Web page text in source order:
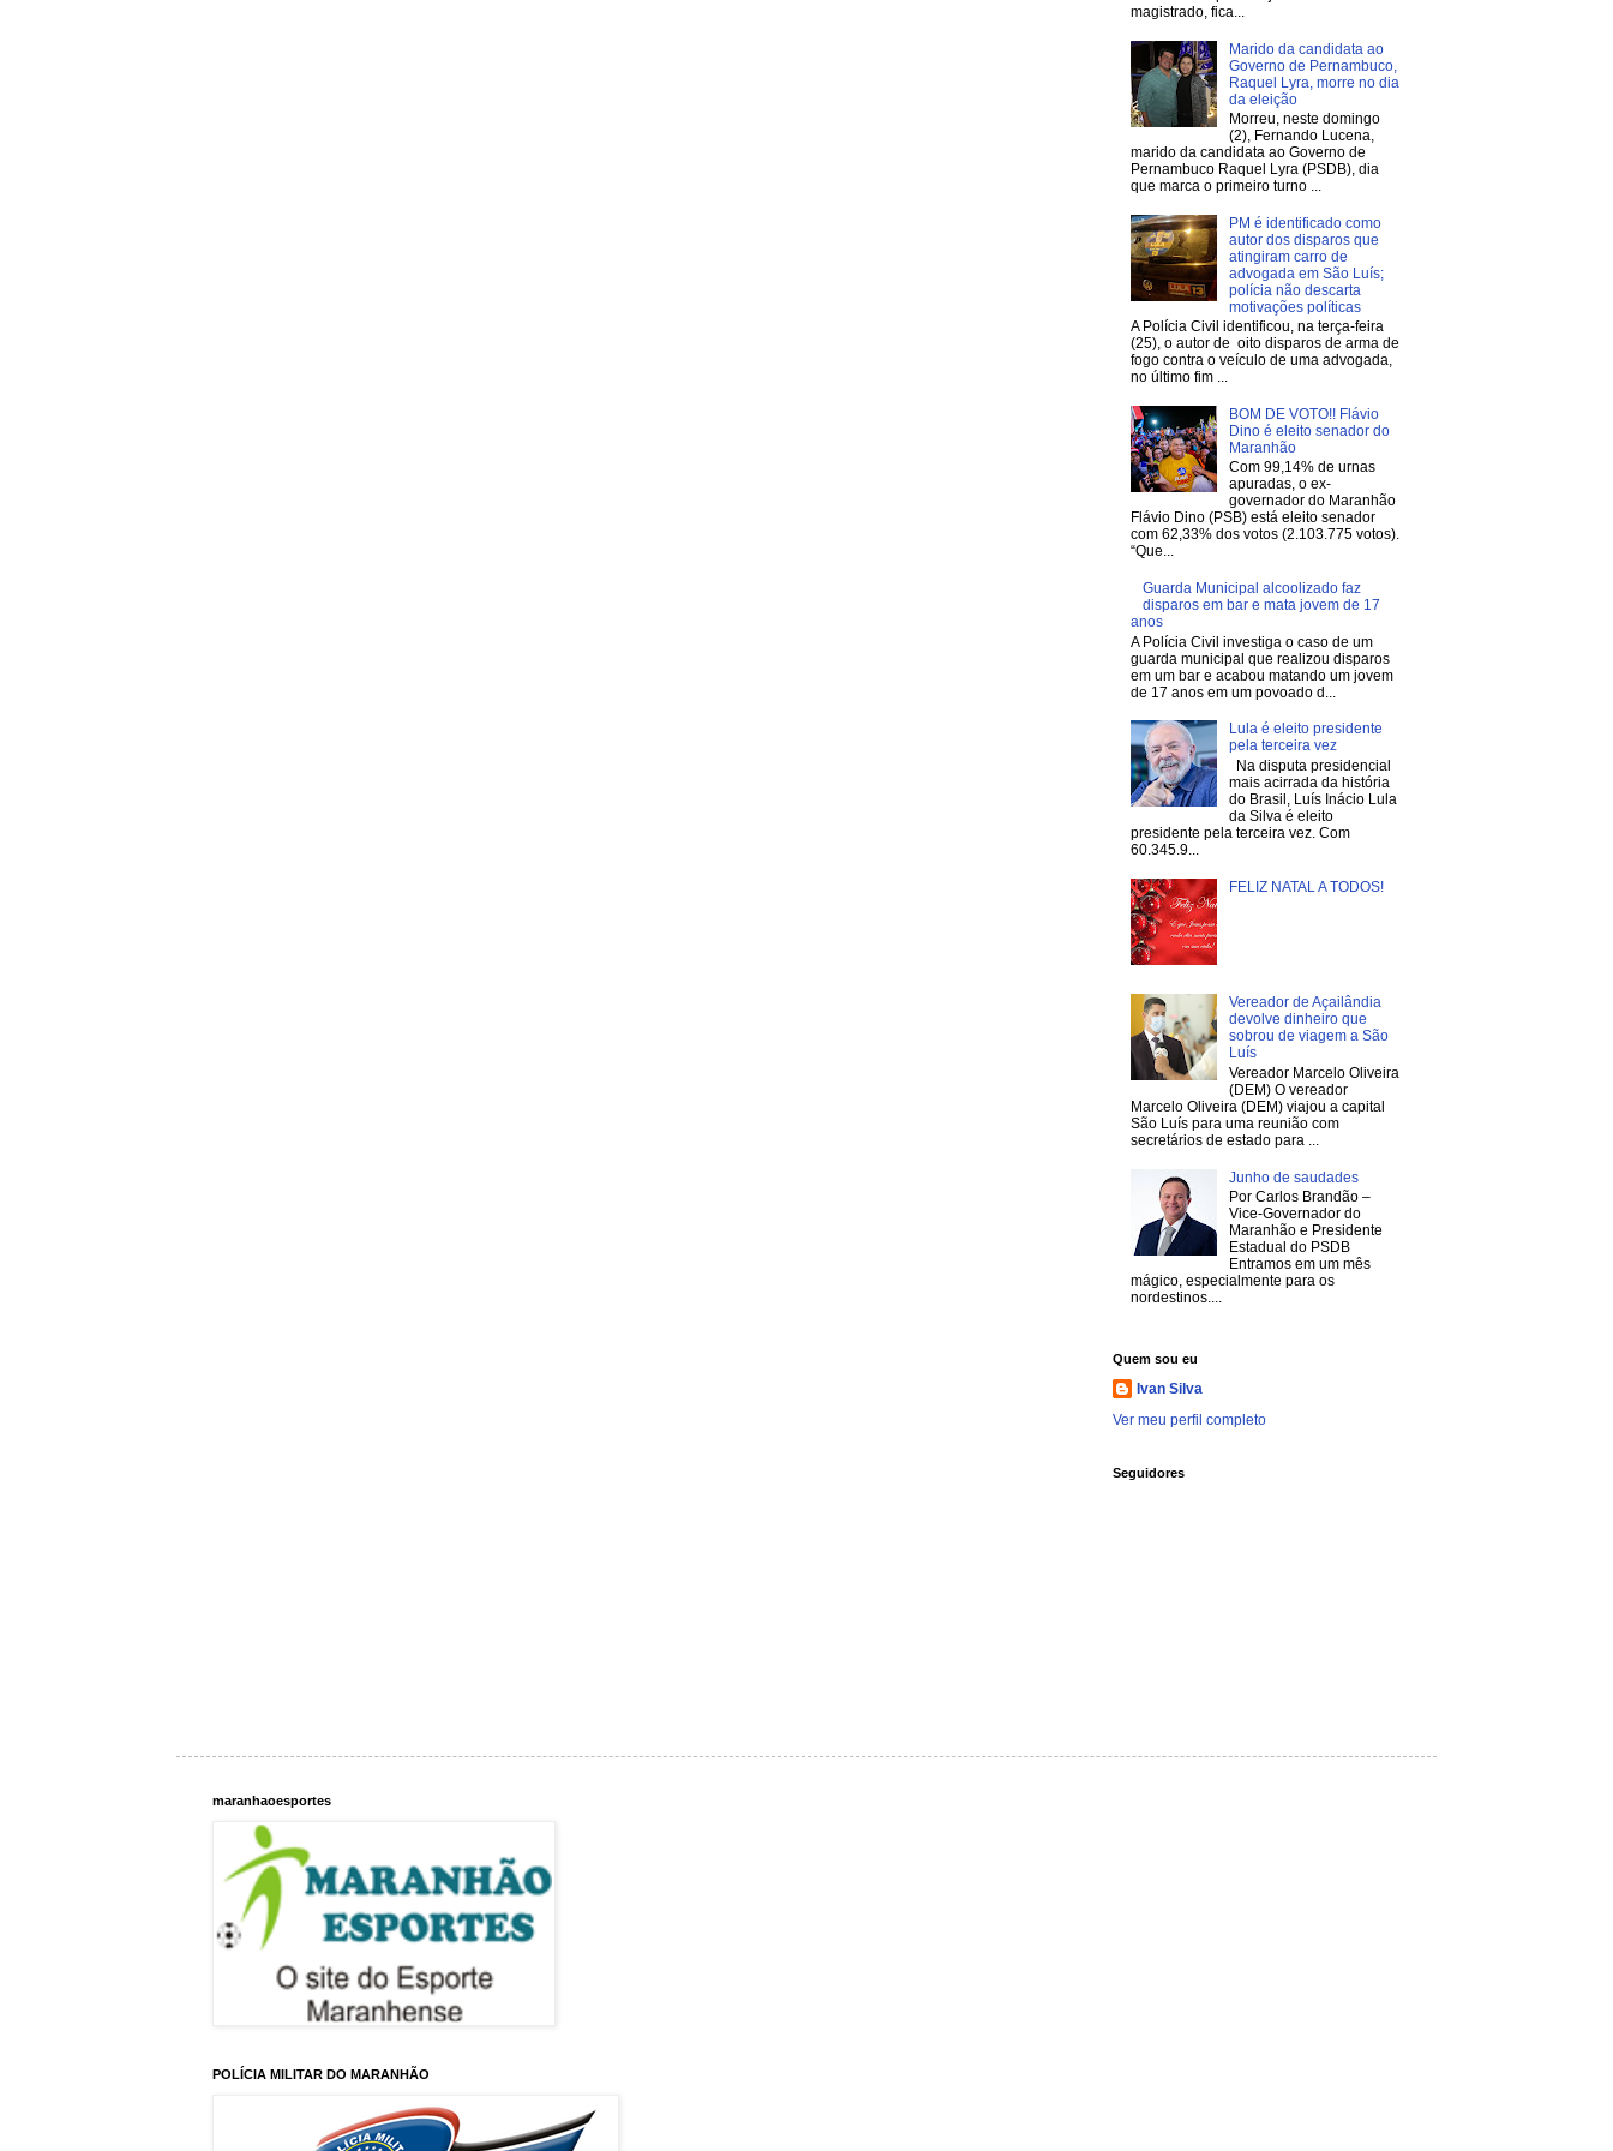
magistrado, fica...
Marido da candidata ao
Governo de Pernambuco,
Raquel Lyra, morre no dia
da eleição
Morreu, neste domingo
(2), Fernando Lucena,
marido da candidata ao Governo de
Pernambuco Raquel Lyra (PSDB), dia
que marca o primeiro turno ...
PM é identificado como
autor dos disparos que
atingiram carro de
advogada em São Luís;
polícia não descarta
motivações políticas
A Polícia Civil identificou, na terça-feira
(25), o autor de oito disparos de arma de
fogo contra o veículo de uma advogada,
no último fim ...
BOM DE VOTO!! Flávio
Dino é eleito senador do
Maranhão
Com 99,14% de urnas
apuradas, o ex-
governador do Maranhão
Flávio Dino (PSB) está eleito senador
com 62,33% dos votos (2.103.775 votos).
“Que...
Guarda Municipal alcoolizado faz
disparos em bar e mata jovem de 17
anos
A Polícia Civil investiga o caso de um
guarda municipal que realizou disparos
em um bar e acabou matando um jovem
de 17 anos em um povoado d...
Lula é eleito presidente
pela terceira vez
Na disputa presidencial
mais acirrada da história
do Brasil, Luís Inácio Lula
da Silva é eleito
presidente pela terceira vez. Com
60.345.9...
FELIZ NATAL A TODOS!
Vereador de Açailândia
devolve dinheiro que
sobrou de viagem a São
Luís
Vereador Marcelo Oliveira
(DEM) O vereador
Marcelo Oliveira (DEM) viajou a capital
São Luís para uma reunião com
secretários de estado para ...
Junho de saudades
Por Carlos Brandão –
Vice-Governador do
Maranhão e Presidente
Estadual do PSDB
Entramos em um mês
mágico, especialmente para os
nordestinos....
Quem sou eu
Ivan Silva
Ver meu perfil completo
Seguidores
maranhaoesportes
POLÍCIA MILITAR DO MARANHÃO